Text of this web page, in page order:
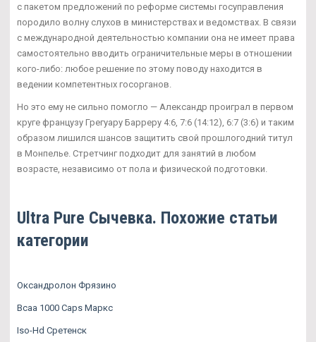
с пакетом предложений по реформе системы госуправления
породило волну слухов в министерствах и ведомствах. В связи
с международной деятельностью компании она не имеет права
самостоятельно вводить ограничительные меры в отношении
кого-либо: любое решение по этому поводу находится в
ведении компетентных госорганов.
Но это ему не сильно помогло — Александр проиграл в первом
круге французу Грегуару Барреру 4:6, 7:6 (14:12), 6:7 (3:6) и таким
образом лишился шансов защитить свой прошлогодний титул
в Монпелье. Стретчинг подходит для занятий в любом
возрасте, независимо от пола и физической подготовки.
Ultra Pure Сычевка. Похожие статьи
категории
Оксандролон Фрязино
Bcaa 1000 Caps Маркс
Iso-Hd Сретенск